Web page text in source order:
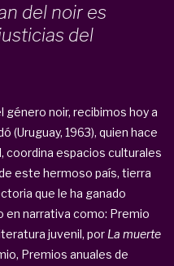
del noir es
del
género noir, recibimos hoy a
(Uruguay, 1963), quien hace
coordina espacios culturales
este hermoso país, tierra
que le ha ganado
en narrativa como: Premio
juvenil, por La muerte
Premios anuales de